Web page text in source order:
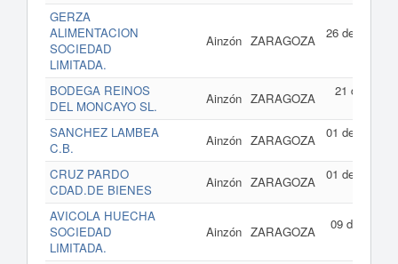
GERZA
ALIMENTACION
SOCIEDAD
LIMITADA.
Ainzón ZARAGOZA
26 de enero
BODEGA REINOS
DEL MONCAYO SL.
Ainzón ZARAGOZA
21 de
SANCHEZ LAMBEA
C.B.
Ainzón ZARAGOZA
01 de enero
CRUZ PARDO
CDAD.DE BIENES
Ainzón ZARAGOZA
01 de enero
AVICOLA HUECHA
SOCIEDAD
LIMITADA.
Ainzón ZARAGOZA
09 de junio